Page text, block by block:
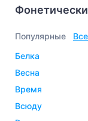
Популярные
Все
белка
весна
время
всюду